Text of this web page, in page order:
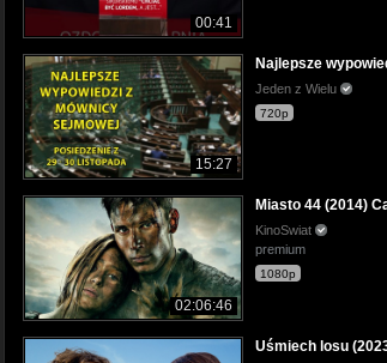
00:41
15:27
Najlepsze
Jeden z Wielu
720p
02:06:46
Miasto 44 (2014)
KinoSwiat
premium
1080p
Uśmiech losu